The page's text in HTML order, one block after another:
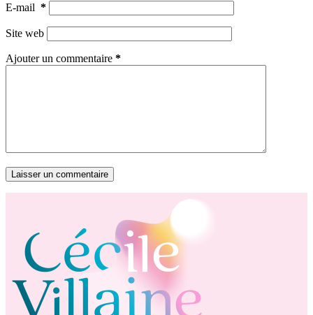
E-mail *
Site web
Ajouter un commentaire *
Laisser un commentaire